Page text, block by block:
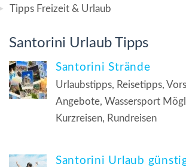
Tipps Freizeit & Urlaub
Santorini Urlaub Tipps
Santorini Strände
Urlaubstipps, Reisetipps,
Angebote, Wassersport
Kurzreisen, Rundreisen
Santorini Urlaub